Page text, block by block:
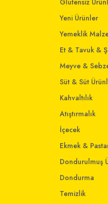
Glutensiz
Yeni Ürünler
Yemeklik
Et & Tavuk &
Meyve &
Süt & Süt
Kahvaltılık
Atıştırmalık
İçecek
Ekmek &
Dondurulmuş
Dondurma
Temizlik